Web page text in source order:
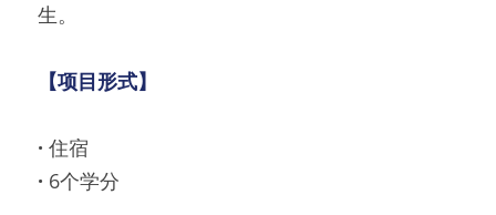
生。
【项目形式】
· 住宿
· 6个学分